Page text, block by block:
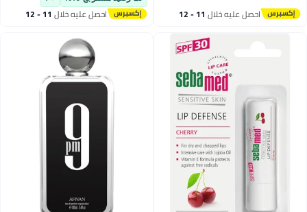
احصل عليه خلال 11 - 12
#1 في
احصل عليه خلال 11 - 12